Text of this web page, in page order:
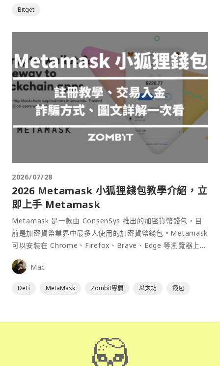
Bitget
2026/07/28
2026 Metamask 小狐狸錢包教學介紹，立
即上手 Metamask
Metamask 是一款由 ConsenSys 推出的加密貨幣錢包，目
前是加密貨幣業界中最多人使用的加密貨幣錢包。Metamask
可以安裝在 Chrome、Firefox、Brave、Edge 等瀏覽器上作
為插件使用，具備許多功能且使用上非常方便。
Mac
DeFi MetaMask Zombit專欄 以太坊 錢包